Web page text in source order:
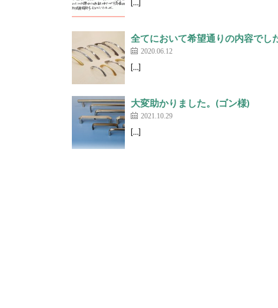
[…]
全てにおいて希望通りの内容でし
2020.06.12
[…]
大変助かりました。(ゴン様)
2021.10.29
[…]